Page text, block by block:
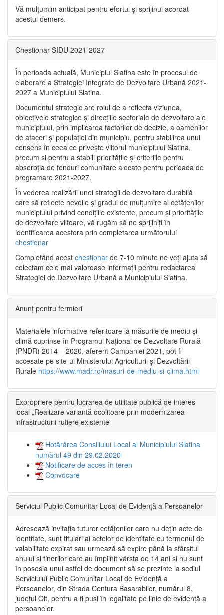
Vă mulţumim anticipat pentru efortul şi sprijinul acordat
acestui demers.
Chestionar SIDU 2021-2027
În perioada actuală, Municipiul Slatina este în procesul de
elaborare a Strategiei Integrate de Dezvoltare Urbană 2021‐
2027 a Municipiului Slatina.
Documentul strategic are rolul de a reflecta viziunea,
obiectivele strategice și direcțiile sectoriale de dezvoltare ale
municipiului, prin implicarea factorilor de decizie, a oamenilor
de afaceri și populației din municipiu, pentru stabilirea unui
consens în ceea ce privește viitorul municipiului Slatina,
precum și pentru a stabili prioritățile și criteriile pentru
absorbția de fonduri comunitare alocate pentru perioada de
programare 2021-2027.
În vederea realizării unei strategii de dezvoltare durabilă
care să reflecte nevoile și gradul de mulțumire al cetățenilor
municipiului privind condițiile existente, precum și prioritățile
de dezvoltare viitoare, vă rugăm să ne sprijiniți în
identificarea acestora prin completarea următorului
chestionar
Completând acest chestionar de 7-10 minute ne veți ajuta să
colectam cele mai valoroase informații pentru redactarea
Strategiei de Dezvoltare Urbană a Municipiului Slatina.
Anunț pentru fermieri
Materialele informative referitoare la măsurile de mediu și
climă cuprinse în Programul Național de Dezvoltare Rurală
(PNDR) 2014 – 2020, aferent Campaniei 2021, pot fi
accesate pe site-ul Ministerului Agriculturii și Dezvoltării
Rurale https://www.madr.ro/masuri-de-mediu-si-clima.html
Expropriere pentru lucrarea de utilitate publică de interes
local „Realizare variantă ocolitoare prin modernizarea
infrastructurii rutiere existente”
Hotărârea Consiliului Local al Municipiului Slatina
numărul 49 din 29.02.2020
Notificare de acces în teren
Convocare
Serviciul Public Comunitar Local de Evidență a Persoanelor
Adresează invitația tuturor cetățenilor care nu dețin acte de
identitate, sunt titulari ai actelor de identitate cu termenul de
valabilitate expirat sau urmează să expire până la sfârșitul
anului și tinerilor care au împlinit vârsta de 14 ani și nu sunt
în posesia unui astfel de document să se prezinte la sediul
Serviciului Public Comunitar Local de Evidență a
Persoanelor, din Strada Centura Basarabilor, numărul 8,
județul Olt, pentru a fi puși în legalitate pe linie de evidență a
persoanelor.